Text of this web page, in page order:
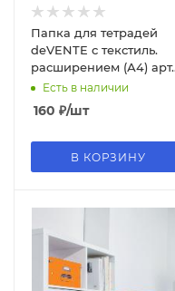
Папка для тетрадей
deVENTE с текстиль.
расширением (А4) арт.
8053214
Есть в наличии
160 ₽/шт
В КОРЗИНУ